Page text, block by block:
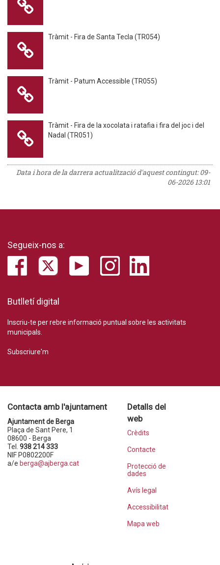
Tràmit - Fira de Santa Tecla (TR054)
Tràmit - Patum Accessible (TR055)
Tràmit - Fira de la xocolata i ratafia i fira del joc i del
Nadal (TR051)
Data i hora de la darrera actualització d'aquest contingut:09-
06-2026 13:01
Segueix-nos a:
Butlletí digital
Inscriu-te per rebre informació puntual sobre les activitats
municipals.
Subscriure'm
Contacta amb l'ajuntament
Ajuntament de Berga
Plaça de Sant Pere, 1
08600 - Berga
Tel. 938 214 333
NIF P0802200F
a/e berga@ajberga.cat
Detalls del
web
Crèdits
Contacte
Protecció de
dades
Avís legal
Accessibilitat
Mapa web